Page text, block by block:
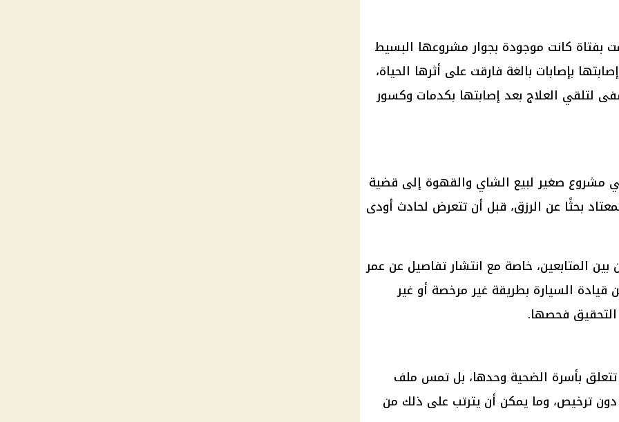
بفتاة كانت موجودة بجوار مشروعها البسيط
بإصابات بالغة فارقت على أثرها الحياة،
لتلقي العلاج بعد إصابتها بكدمات وكسور
مشروع صغير لبيع الشاي والقهوة إلى قضية
بحثًا عن الرزق، قبل أن تتعرض لحادث أودى
بين المتابعين، خاصة مع انتشار تفاصيل عن عمر
السيارة بطريقة غير مرخصة أو غير
فحصها.
بأسرة الضحية وحدها، بل تمس ملف
دون ترخيص، وما يمكن أن يترتب على ذلك من